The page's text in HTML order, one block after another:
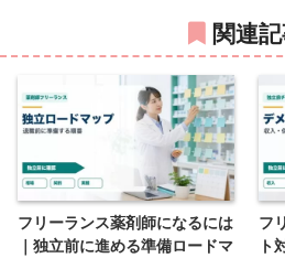
関連
フリーランス薬剤師になるには
｜独立前に進める準備ロードマ
フ
ト